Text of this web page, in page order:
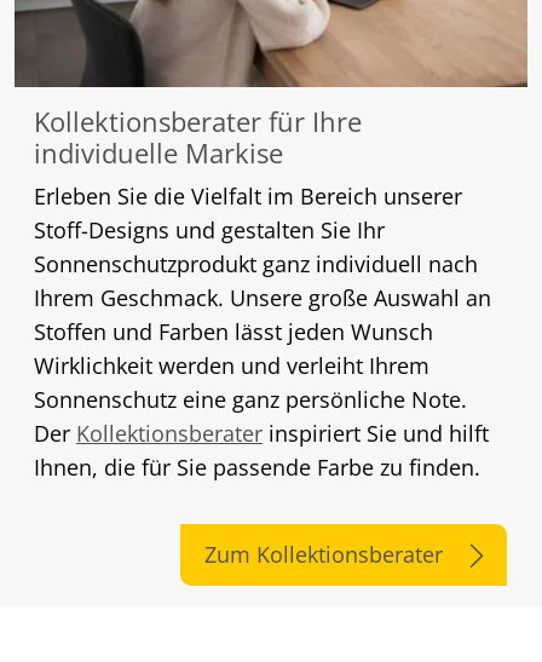
Kollektionsberater für Ihre
individuelle Markise
Erleben Sie die Vielfalt im Bereich unserer
Stoff-Designs und gestalten Sie Ihr
Sonnenschutzprodukt ganz individuell nach
Ihrem Geschmack. Unsere große Auswahl an
Stoffen und Farben lässt jeden Wunsch
Wirklichkeit werden und verleiht Ihrem
Sonnenschutz eine ganz persönliche Note.
Der Kollektionsberater inspiriert Sie und hilft
Ihnen, die für Sie passende Farbe zu finden.
Zum Kollektionsberater